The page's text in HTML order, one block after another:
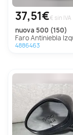
37,51€€ sin IVA
nuova 500 (150)
Faro Antiniebla Izquierdo Para
4886463